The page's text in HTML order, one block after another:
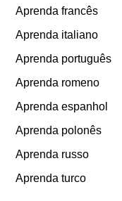
Aprenda francês
Aprenda italiano
Aprenda português
Aprenda romeno
Aprenda espanhol
Aprenda polonês
Aprenda russo
Aprenda turco